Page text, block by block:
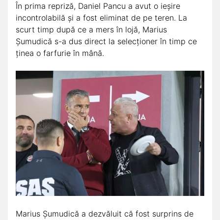
În prima repriză, Daniel Pancu a avut o ieșire
incontrolabilă și a fost eliminat de pe teren. La
scurt timp după ce a mers în lojă, Marius
Șumudică s-a dus direct la selecționer în timp ce
ținea o farfurie în mână.
Marius Șumudică a dezvăluit că fost surprins de